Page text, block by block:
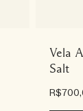
Vela
Salt